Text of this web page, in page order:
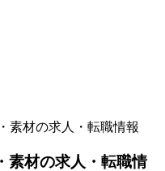
素材の求人・転職情報
素材の求人・転職情